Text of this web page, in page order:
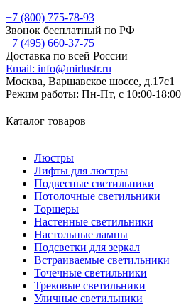
+7 (800) 775-78-93
Звонок бесплатный по РФ
+7 (495) 660-37-75
Доставка по всей России
Email: info@mirlustr.ru
Москва, Варшавское шоссе, д.17c1
Режим работы: Пн-Пт, с 10:00-18:00
Каталог товаров
Люстры
Лифты для люстры
Подвесные светильники
Потолочные светильники
Торшеры
Настенные светильники
Настольные лампы
Подсветки для зеркал
Встраиваемые светильники
Точечные светильники
Трековые светильники
Уличные светильники